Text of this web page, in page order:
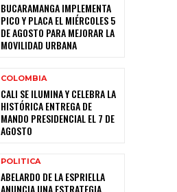
BUCARAMANGA IMPLEMENTA
PICO Y PLACA EL MIÉRCOLES 5
DE AGOSTO PARA MEJORAR LA
MOVILIDAD URBANA
COLOMBIA
CALI SE ILUMINA Y CELEBRA LA
HISTÓRICA ENTREGA DE
MANDO PRESIDENCIAL EL 7 DE
AGOSTO
POLITICA
ABELARDO DE LA ESPRIELLA
ANUNCIA UNA ESTRATEGIA